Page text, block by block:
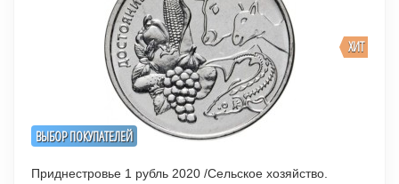
ВЫБОР ПОКУПАТЕЛЕЙ
ХИТ
Приднестровье 1 рубль 2020 /Сельское хозяйство.